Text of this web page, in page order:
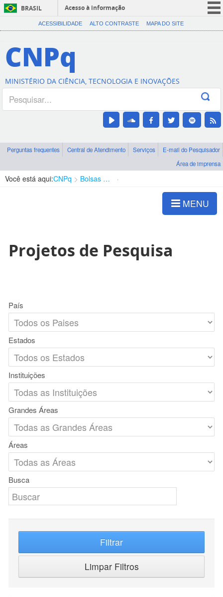
BRASIL
Acesso à informação
CORONAVÍRUS (COVID-19)
Canais
ACESSIBILIDADE ALTO CONTRASTE MAPA DO SITE
CNPq
MINISTÉRIO DA CIÊNCIA, TECNOLOGIA E INOVAÇÕES
Perguntas frequentes Central de Atendimento Serviços
E-mail do Pesquisador
Área de imprensa
Você está aqui:CNPq Bolsas e Auxílios Vigentes
MENU
Projetos de Pesquisa
País
Estados
Instituições
Grandes Áreas
Áreas
Busca
Filtrar
Limpar Filtros